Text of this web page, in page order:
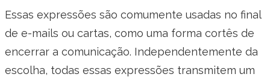
Essas expressões são comumente usadas no final
de e-mails ou cartas, como uma forma cortês de
encerrar a comunicação. Independentemente da
escolha, todas essas expressões transmitem um